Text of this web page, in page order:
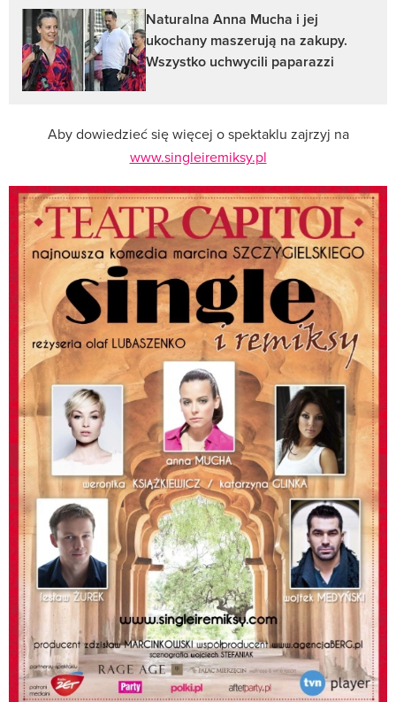
Naturalna Anna Mucha i jej
ukochany maszerują na zakupy.
Wszystko uchwycili paparazzi
Aby dowiedzieć się więcej o spektaklu zajrzyj na
www.singleiremiksy.pl